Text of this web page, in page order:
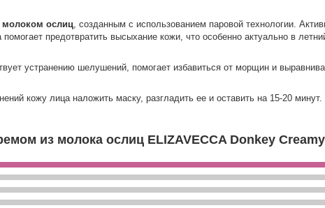
молоком ослиц, созданным с использованием паровой технологии.
предотвратить высыхание кожи, что особенно актуально в
устранению шелушений, помогает избавиться от морщин и
кожу лица наложить маску, разгладить ее и оставить на 15-20
из молока ослиц ELIZAVECCA Donkey